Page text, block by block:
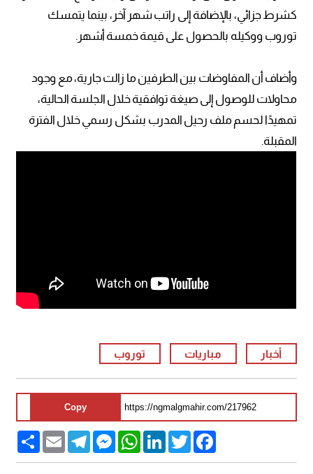
كشرط جزائي، بالإضافة إلى راتب شهر آخر، بينما يتمسك
توروب ووكيله بالحصول على قيمة خمسة أشهر.
وأضاف أن المفاوضات بين الطرفين ما زالت جارية، مع وجود
محاولات للوصول إلى صيغة توافقية خلال الجلسة الحالية،
تمهيدًا لحسم ملف رحيل المدرب بشكل رسمي خلال الفترة
المقبلة.
أخبار مباريات توروب
Copy
Share Email
TelegramMessengerWhatsAppLinkedInTwitter
Facebook